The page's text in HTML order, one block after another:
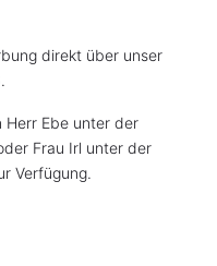
direkt über unser
Herr Ebe unter der
Frau Irl unter der
Verfügung.